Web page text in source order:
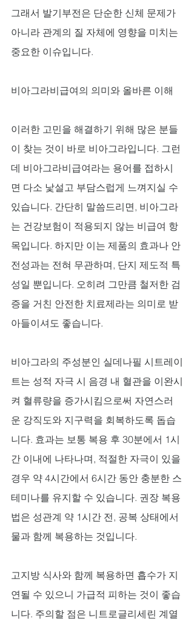
그래서 발기부전은 단순한 신체 문제가
아니라 관계의 질 자체에 영향을 미치는
중요한 이슈입니다.
비아그라비급여의 의미와 올바른 이해
이러한 고민을 해결하기 위해 많은 분들
이 찾는 것이 바로 비아그라입니다. 그런
데 비아그라비급여라는 용어를 접하시
면 다소 낯설고 부담스럽게 느껴지실 수
있습니다. 간단히 말씀드리면, 비아그라
는 건강보험이 적용되지 않는 비급여 항
목입니다. 하지만 이는 제품의 효과나 안
전성과는 전혀 무관하며, 단지 제도적 특
성일 뿐입니다. 오히려 그만큼 철저한 검
증을 거친 안전한 치료제라는 의미로 받
아들이셔도 좋습니다.
비아그라의 주성분인 실데나필 시트레이
트는 성적 자극 시 음경 내 혈관을 이완시
켜 혈류량을 증가시킴으로써 자연스러
운 강직도와 지구력을 회복하도록 돕습
니다. 효과는 보통 복용 후 30분에서 1시
간 이내에 나타나며, 적절한 자극이 있을
경우 약 4시간에서 6시간 동안 충분한 스
테미나를 유지할 수 있습니다. 권장 복용
법은 성관계 약 1시간 전, 공복 상태에서
물과 함께 복용하는 것입니다.
고지방 식사와 함께 복용하면 흡수가 지
연될 수 있으니 가급적 피하는 것이 좋습
니다. 주의할 점은 니트로글리세린 계열